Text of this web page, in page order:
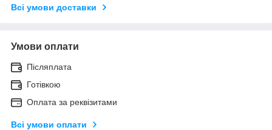
Всі умови доставки
Умови оплати
Післяплата
Готівкою
Оплата за реквізитами
Всі умови оплати